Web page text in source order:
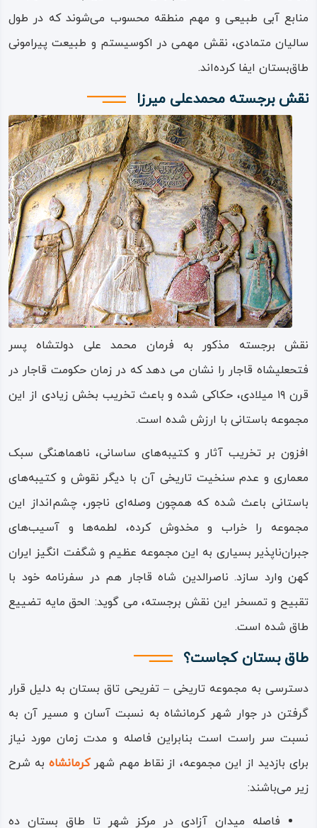
منابع آبی طبیعی و مهم منطقه محسوب می‌شوند که در طول
سالیان متمادی، نقش مهمی در اکوسیستم و طبیعت پیرامونی
طاق‌بستان ایفا کرده‌اند.
نقش برجسته محمدعلی میرزا
نقش‌ برجسته مذکور به فرمان محمد علی‌ دولتشاه پسر
فتحعلیشاه قاجار را نشان می دهد که در زمان حکومت قاجار در
قرن ۱۹ میلادی، حکاکی شده و باعث تخریب بخش زیادی از این
مجموعه باستانی با ارزش شده است.
افزون بر تخریب آثار و کتیبه‌های ساسانی، ناهماهنگی سبک
معماری و عدم سنخیت تاریخی آن با دیگر نقوش و کتیبه‌های
باستانی باعث شده که همچون وصله‌ای ناجور، چشم‌انداز این
مجموعه را خراب و مخدوش کرده، لطمه‌ها و آسیب‌های
جبران‌ناپذیر بسیاری به این مجموعه عظیم و شگفت‌ انگیز ایران
کهن وارد سازد. ناصرالدین شاه قاجار هم در سفرنامه خود با
تقبیح و تمسخر این نقش برجسته، می گوید: الحق مایه تضییع
طاق شده است.
طاق بستان کجاست؟
دسترسی به مجموعه تاریخی – تفریحی تاق‌ بستان به دلیل قرار
گرفتن در جوار شهر کرمانشاه به نسبت آسان و مسیر آن به
نسبت سر راست است بنابراین فاصله و مدت‌ زمان مورد نیاز
برای بازدید از این مجموعه، از نقاط مهم شهرکرمانشاه به شرح
زیر می‌باشند:
فاصله میدان آزادی در مرکز شهر تا طاق‌ بستان ده